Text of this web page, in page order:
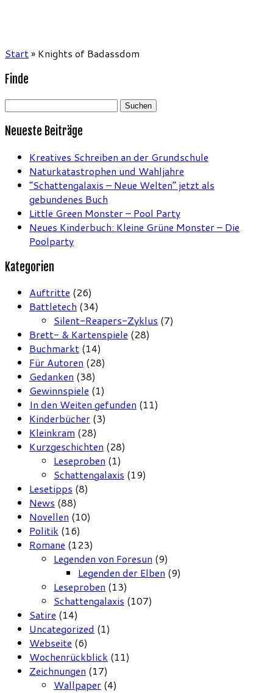
Start» Knights of Badassdom
Finde
Suchen
Neueste Beiträge
Kreatives Schreiben an der Grundschule
Naturkatastrophen und Wahljahre
“Schattengalaxis – Neue Welten” jetzt als
gebundenes Buch
Little Green Monster – Pool Party
Neues Kinderbuch: Kleine Grüne Monster – Die
Poolparty
Kategorien
Auftritte (26)
Battletech (34)
Silent-Reapers-Zyklus (7)
Brett- & Kartenspiele (28)
Buchmarkt (14)
Für Autoren (28)
Gedanken (38)
Gewinnspiele (1)
In den Weiten gefunden (11)
Kinderbücher (3)
Kleinkram (28)
Kurzgeschichten (28)
Leseproben (1)
Schattengalaxis (19)
Lesetipps (8)
News (88)
Novellen (10)
Politik (16)
Romane (123)
Legenden von Foresun (9)
Legenden der Elben (9)
Leseproben (13)
Schattengalaxis (107)
Satire (14)
Uncategorized (1)
Webseite (6)
Wochenrückblick (11)
Zeichnungen (17)
Wallpaper (4)